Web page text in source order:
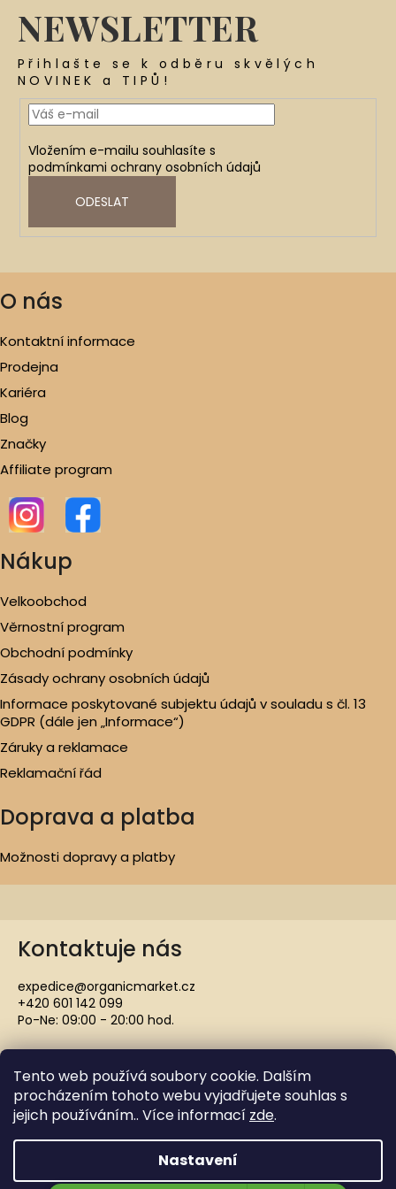
Tento web používá soubory cookie. Dalším
procházením tohoto webu vyjadřujete souhlas s
jejich používáním.. Více informací zde.
Nastavení
NEWSLETTER
Přihlašte se k odběru skvělých
NOVINEK a TIPŮ!
Vložením e-mailu souhlasíte s
podmínkami ochrany osobních údajů
ODESLAT
O nás
Kontaktní informace
Prodejna
Kariéra
Blog
Značky
Affiliate program
Nákup
Velkoobchod
Věrnostní program
Obchodní podmínky
Zásady ochrany osobních údajů
Informace poskytované subjektu údajů v souladu s čl. 13
GDPR (dále jen „Informace“)
Záruky a reklamace
Reklamační řád
Doprava a platba
Možnosti dopravy a platby
Kontaktuje nás
expedice@organicmarket.cz
+420 601 142 099
Po-Ne: 09:00 - 20:00 hod.
Copyright 2021 ORGANICMARKET.CZ. Všechna práva